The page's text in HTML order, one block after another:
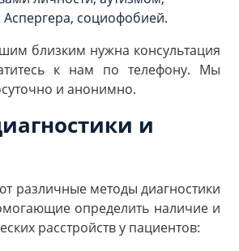
социофобией.
близким нужна консультация
к нам по телефону. Мы
и анонимно.
и
различные методы диагностики
определить наличие и
расстройств у пациентов: